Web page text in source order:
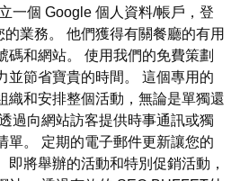
一個 Google 個人資料/帳戶，登
業務。 他們獲得有關餐廳的有用
碼和網站。 使用我們的免費策劃
並節省寶貴的時間。 這個專用的
織和安排整個活動，無論是單獨還
過向網站訪客提供時事通訊或獨
單。 定期的電子郵件更新讓您的
即將舉辦的活動和特別促銷活動，